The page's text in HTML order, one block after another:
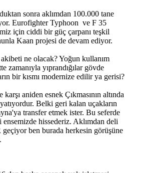
sonra aklımdan 100.000 tane
Eurofighter Typhoon ve F 35
için ciddi bir güç çarpanı teşkil
Kaan projesi de devam ediyor.
ne olacak? Yoğun kullanım
zamanıyla yıprandığılar gövde
bir kısmı modernize edilir ya gerisi?
aniden esnek Çıkmasının altında
Belki geri kalan uçakların
transfer etmek ister. Bu seferde
hissederiz. Aklımdan deli
ben burada herkesin görüşüne